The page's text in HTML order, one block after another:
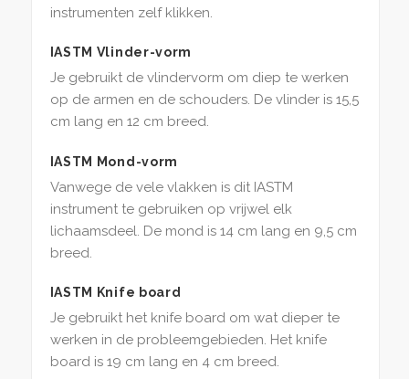
instrumenten zelf klikken.
IASTM Vlinder-vorm
Je gebruikt de vlindervorm om diep te werken
op de armen en de schouders. De vlinder is 15,5
cm lang en 12 cm breed.
IASTM Mond-vorm
Vanwege de vele vlakken is dit IASTM
instrument te gebruiken op vrijwel elk
lichaamsdeel. De mond is 14 cm lang en 9,5 cm
breed.
IASTM Knife board
Je gebruikt het knife board om wat dieper te
werken in de probleemgebieden. Het knife
board is 19 cm lang en 4 cm breed.